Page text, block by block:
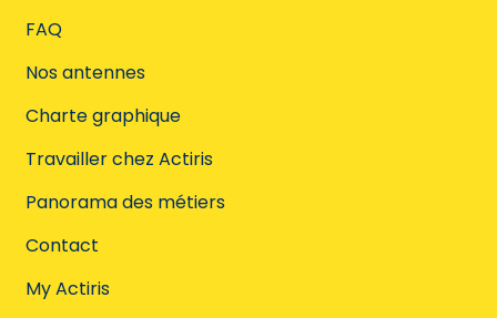
FAQ
Nos antennes
Charte graphique
Travailler chez Actiris
Panorama des métiers
Contact
My Actiris